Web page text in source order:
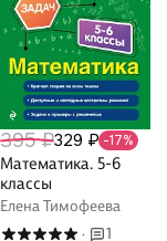
395 ₽329 ₽ -17%
Математика. 5-6
классы
Елена Тимофеева
·
1